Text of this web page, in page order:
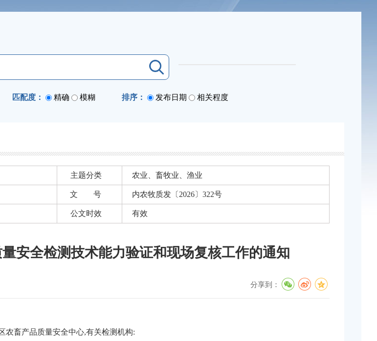
匹配度： 精确 模糊 排序： 发布日期 相关程度
主题分类 农业、畜牧业、渔业
文 号 内农牧质发〔2026〕322号
公文时效 有效
安全检测技术能力验证和现场复核工作的通知
分享到：
农畜产品质量安全中心,有关检测机构: